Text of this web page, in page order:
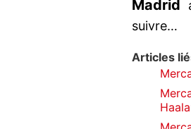
Madrid
suivre…
Articles